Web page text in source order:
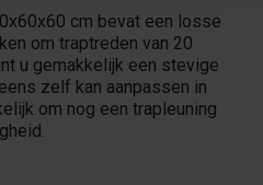
cm bevat een losse
om traptreden van 20
u gemakkelijk een stevige
zelf kan aanpassen in
om nog een trapleuning